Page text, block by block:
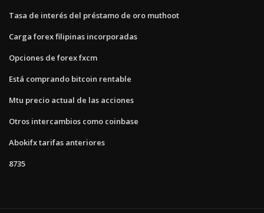
Tasa de interés del préstamo de oro muthoot
Carga forex filipinas incorporadas
Opciones de forex fxcm
Está comprando bitcoin rentable
Mtu precio actual de las acciones
Otros intercambios como coinbase
Abokifx tarifas anteriores
8735